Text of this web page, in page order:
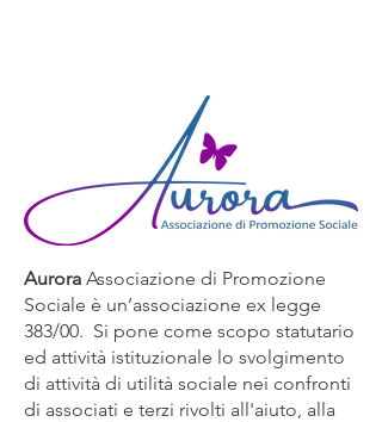
Aurora Associazione di Promozione
Sociale è un’associazione ex legge
383/00. Si pone come scopo statutario
ed attività istituzionale lo svolgimento
di attività di utilità sociale nei confronti
di associati e terzi rivolti all'aiuto, alla